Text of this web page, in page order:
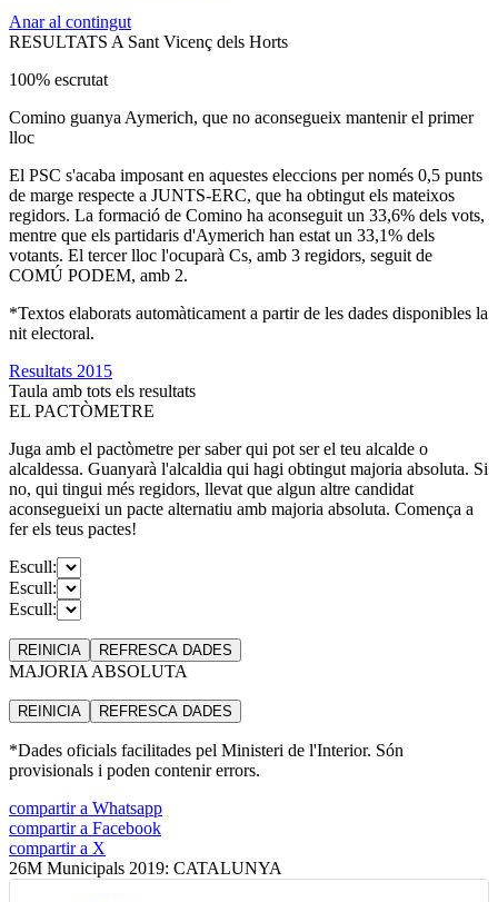
Anar al contingut
RESULTATS A Sant Vicenç dels Horts
100% escrutat
Comino guanya Aymerich, que no aconsegueix mantenir el primer
lloc
El PSC s'acaba imposant en aquestes eleccions per només 0,5 punts
de marge respecte a JUNTS-ERC, que ha obtingut els mateixos
regidors. La formació de Comino ha aconseguit un 33,6% dels vots,
mentre que els partidaris d'Aymerich han estat un 33,1% dels
votants. El tercer lloc l'ocuparà Cs, amb 3 regidors, seguit de
COMÚ PODEM, amb 2.
*Textos elaborats automàticament a partir de les dades disponibles la
nit electoral.
Resultats 2015
Taula amb tots els resultats
EL PACTÒMETRE
Juga amb el pactòmetre per saber qui pot ser el teu alcalde o
alcaldessa. Guanyarà l'alcaldia qui hagi obtingut majoria absoluta. Si
no, qui tingui més regidors, llevat que algun altre candidat
aconsegueixi un pacte alternatiu amb majoria absoluta. Comença a
fer els teus pactes!
Escull:
Escull:
Escull:
REINICIA REFRESCA DADES
MAJORIA ABSOLUTA
REINICIA REFRESCA DADES
*Dades oficials facilitades pel Ministeri de l'Interior. Són
provisionals i poden contenir errors.
compartir a Whatsapp
compartir a Facebook
compartir a X
26M Municipals 2019: CATALUNYA